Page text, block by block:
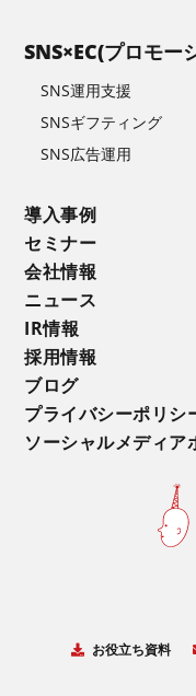
SNS×EC(プロモー
SNS運用支援
SNSギフティング
SNS広告運用
導入事例
セミナー
会社情報
ニュース
IR情報
採用情報
ブログ
プライバシーポリシ
ソーシャルメディア
お役立ち資料